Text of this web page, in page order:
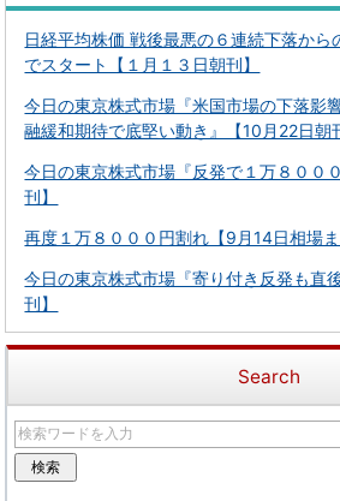
日経平均株価 戦後最悪の６連続下落から
でスタート【１月１３日朝刊】
今日の東京株式市場『米国市場の下落影
融緩和期待で底堅い動き』【10月22日朝
今日の東京株式市場『反発で１万８００
刊】
再度１万８０００円割れ【9月14日相場ま
今日の東京株式市場『寄り付き反発も直
刊】
Search